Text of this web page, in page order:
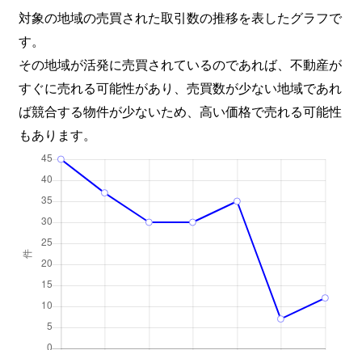
対象の地域の売買された取引数の推移を表したグラフで
す。
その地域が活発に売買されているのであれば、不動産が
すぐに売れる可能性があり、売買数が少ない地域であれ
ば競合する物件が少ないため、高い価格で売れる可能性
もあります。